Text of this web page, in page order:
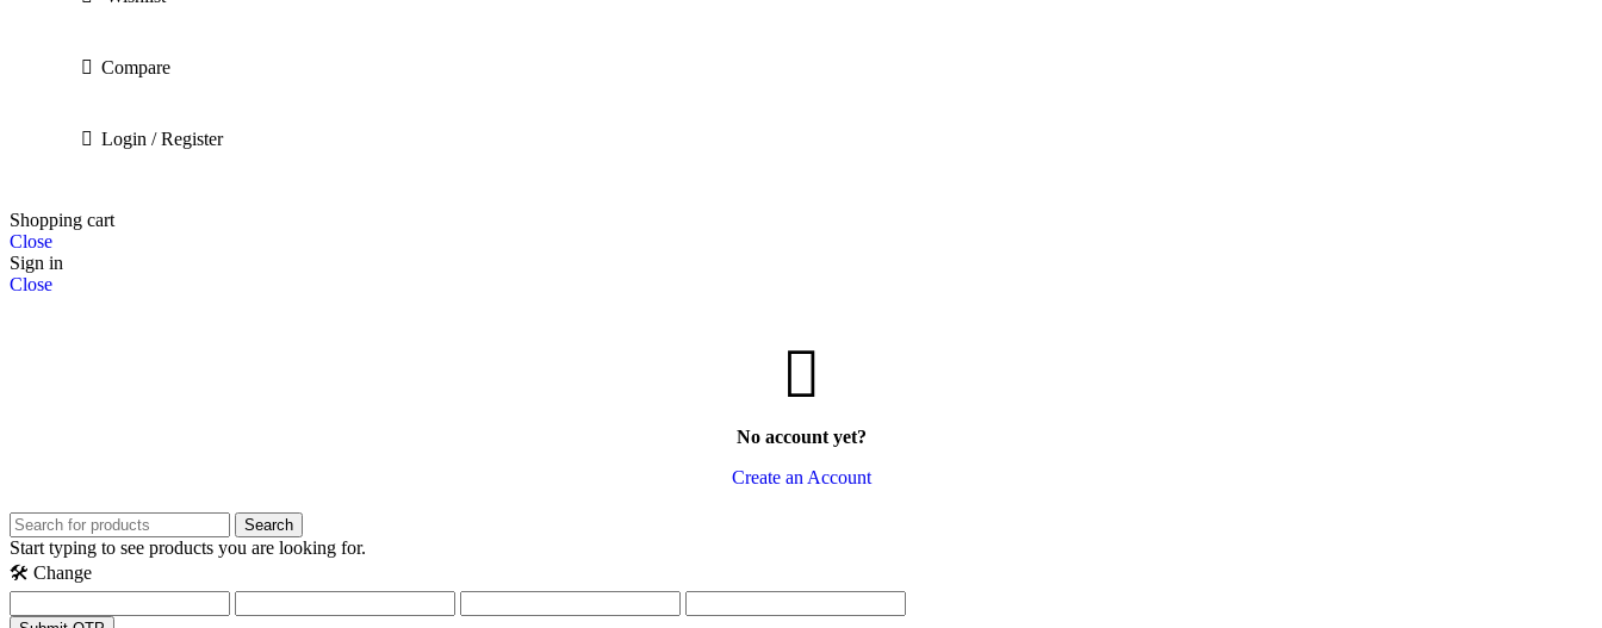
Compare
Login / Register
Shopping cart
Close
Sign in
Close
No account yet?
Create an Account
Search
Start typing to see products you are looking for.
🛠️ Change